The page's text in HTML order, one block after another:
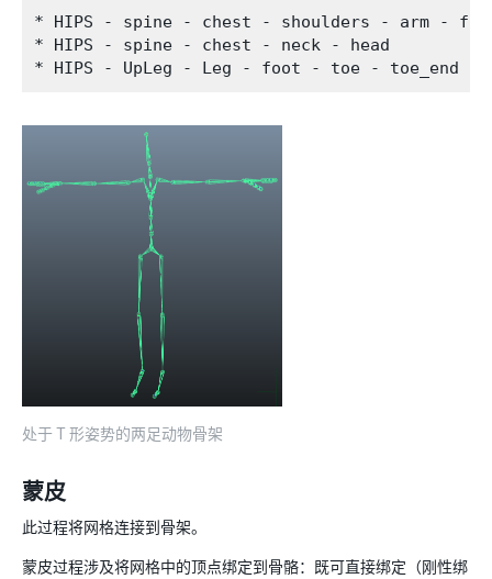
* HIPS - spine - chest - shoulders - arm -
* HIPS - spine - chest - neck - head
处于 T 形姿势的两足动物骨架
蒙皮
此过程将网格连接到骨架。
蒙皮过程涉及将网格中的顶点绑定到骨骼：既可直接绑定（刚性绑